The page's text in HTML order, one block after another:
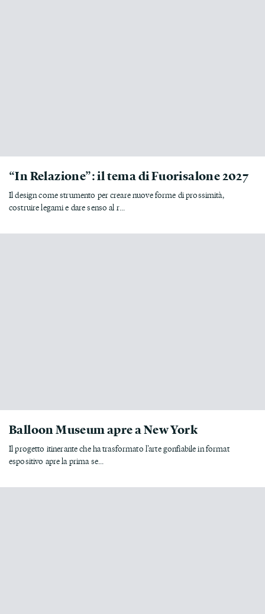
“In Relazione”: il tema di Fuorisalone 2027
Il design come strumento per creare nuove forme di prossimità,
costruire legami e dare senso al r...
Balloon Museum apre a New York
Il progetto itinerante che ha trasformato l’arte gonfiabile in format
espositivo apre la prima se...